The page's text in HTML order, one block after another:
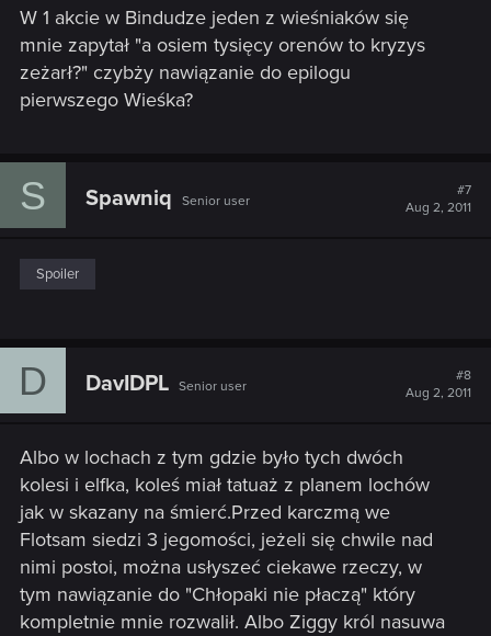
W 1 akcie w Bindudze jeden z wieśniaków się
mnie zapytał "a osiem tysięcy orenów to kryzys
zeżarł?" czybży nawiązanie do epilogu
pierwszego Wieśka?
S Spawniq Senior user
#7
Aug 2, 2011
Spoiler
D DavIDPL Senior user
#8
Aug 2, 2011
Albo w lochach z tym gdzie było tych dwóch
kolesi i elfka, koleś miał tatuaż z planem lochów
jak w skazany na śmierć.Przed karczmą we
Flotsam siedzi 3 jegomości, jeżeli się chwile nad
nimi postoi, można usłyszeć ciekawe rzeczy, w
tym nawiązanie do "Chłopaki nie płaczą" który
kompletnie mnie rozwalił. Albo Ziggy król nasuwa